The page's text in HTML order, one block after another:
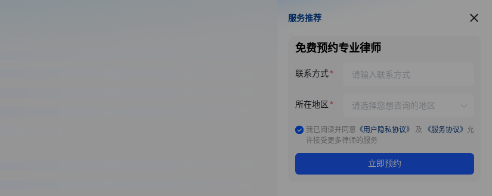
服务推荐
服务推荐
免费预约专业律师
联系方式
所在地区
我已阅读并同意 《用户隐私协议》 及 《服务协议》 允
许接受更多律师的服务
立即预约